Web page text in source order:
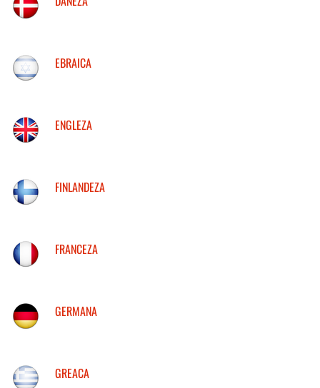
EBRAICA
ENGLEZA
FINLANDEZA
FRANCEZA
GERMANA
GREACA